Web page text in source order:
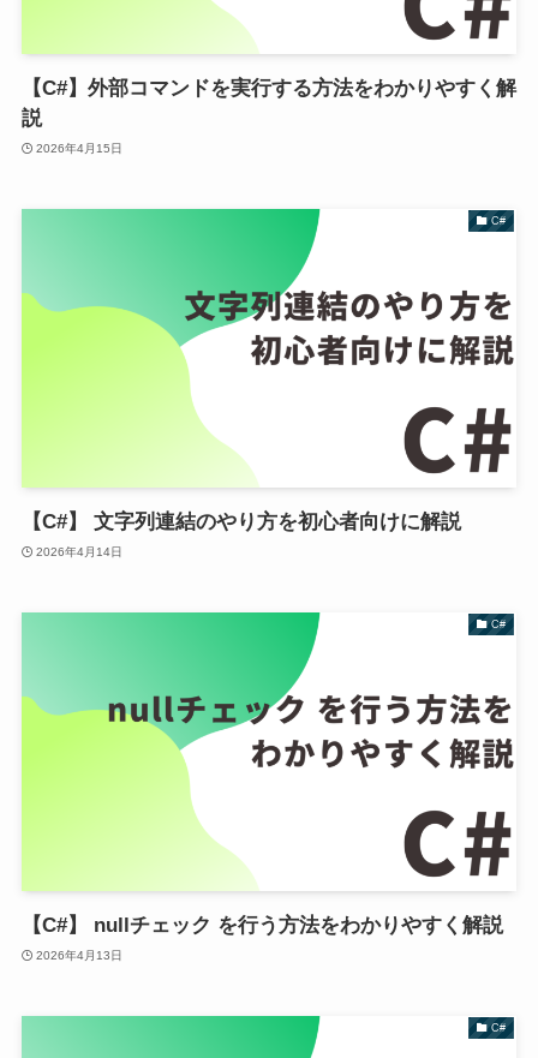
【C#】外部コマンドを実行する方法をわかりやすく解
説
2026年4月15日
C#
【C#】 文字列連結のやり方を初心者向けに解説
2026年4月14日
C#
【C#】 nullチェック を行う方法をわかりやすく解説
2026年4月13日
C#